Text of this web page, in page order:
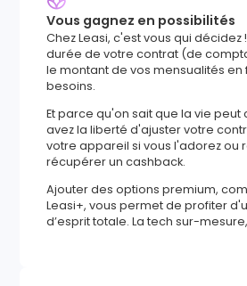
Vous gagnez en possibilités
Chez Leasi, c'est vous qui décidez
durée de votre contrat (de
le montant de vos mensualités en
besoins.
Et parce qu'on sait que la vie peut
avez la liberté d'ajuster votre
votre appareil si vous l'adorez ou
récupérer un cashback.
Ajouter des options premium,
Leasi+, vous permet de profiter
d’esprit totale. La tech sur-